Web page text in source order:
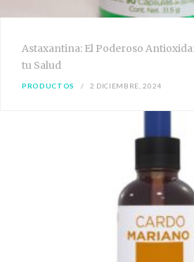
Astaxantina: El Poderoso
tu Salud
PRODUCTOS 2 DICIEMBRE, 2024